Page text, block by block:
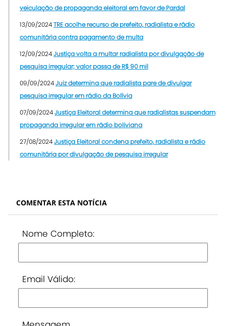
veiculação de propaganda eleitoral em favor de Pardal
13/09/2024TRE acolhe recurso de prefeito, radialista e rádio
comunitária contra pagamento de multa
12/09/2024Justiça volta a multar radialista por divulgação de
pesquisa irregular; valor passa de R$ 90 mil
09/09/2024Juiz determina que radialista pare de divulgar
pesquisa irregular em rádio da Bolívia
07/09/2024Justiça Eleitoral determina que radialistas suspendam
propaganda irregular em rádio boliviana
27/08/2024Justiça Eleitoral condena prefeito, radialista e rádio
comunitária por divulgação de pesquisa irregular
COMENTAR ESTA NOTÍCIA
Nome Completo:
Email Válido: